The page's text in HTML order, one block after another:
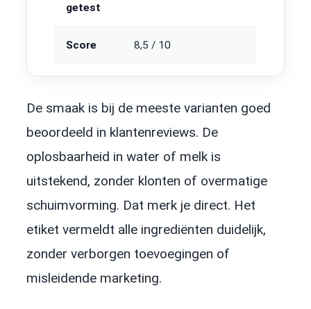
getest
Score 8,5 / 10
De smaak is bij de meeste varianten goed
beoordeeld in klantenreviews. De
oplosbaarheid in water of melk is
uitstekend, zonder klonten of overmatige
schuimvorming. Dat merk je direct. Het
etiket vermeldt alle ingrediënten duidelijk,
zonder verborgen toevoegingen of
misleidende marketing.